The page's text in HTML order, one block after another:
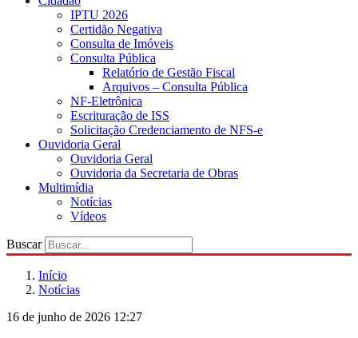
IPTU 2026
Certidão Negativa
Consulta de Imóveis
Consulta Pública
Relatório de Gestão Fiscal
Arquivos – Consulta Pública
NF-Eletrônica
Escrituração de ISS
Solicitação Credenciamento de NFS-e
Ouvidoria Geral
Ouvidoria Geral
Ouvidoria da Secretaria de Obras
Multimídia
Notícias
Vídeos
Buscar
Início
Notícias
16 de junho de 2026 12:27